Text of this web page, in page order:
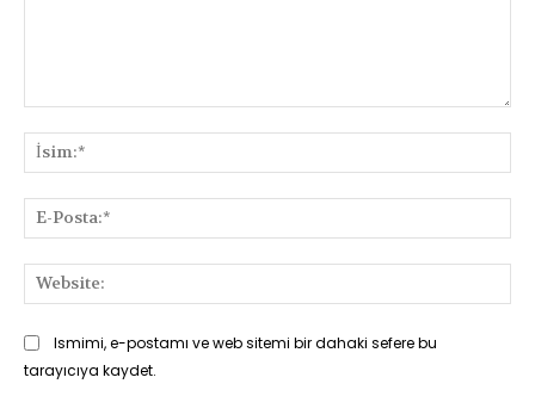
Ismimi, e-postamı ve web sitemi bir dahaki sefere bu
tarayıcıya kaydet.